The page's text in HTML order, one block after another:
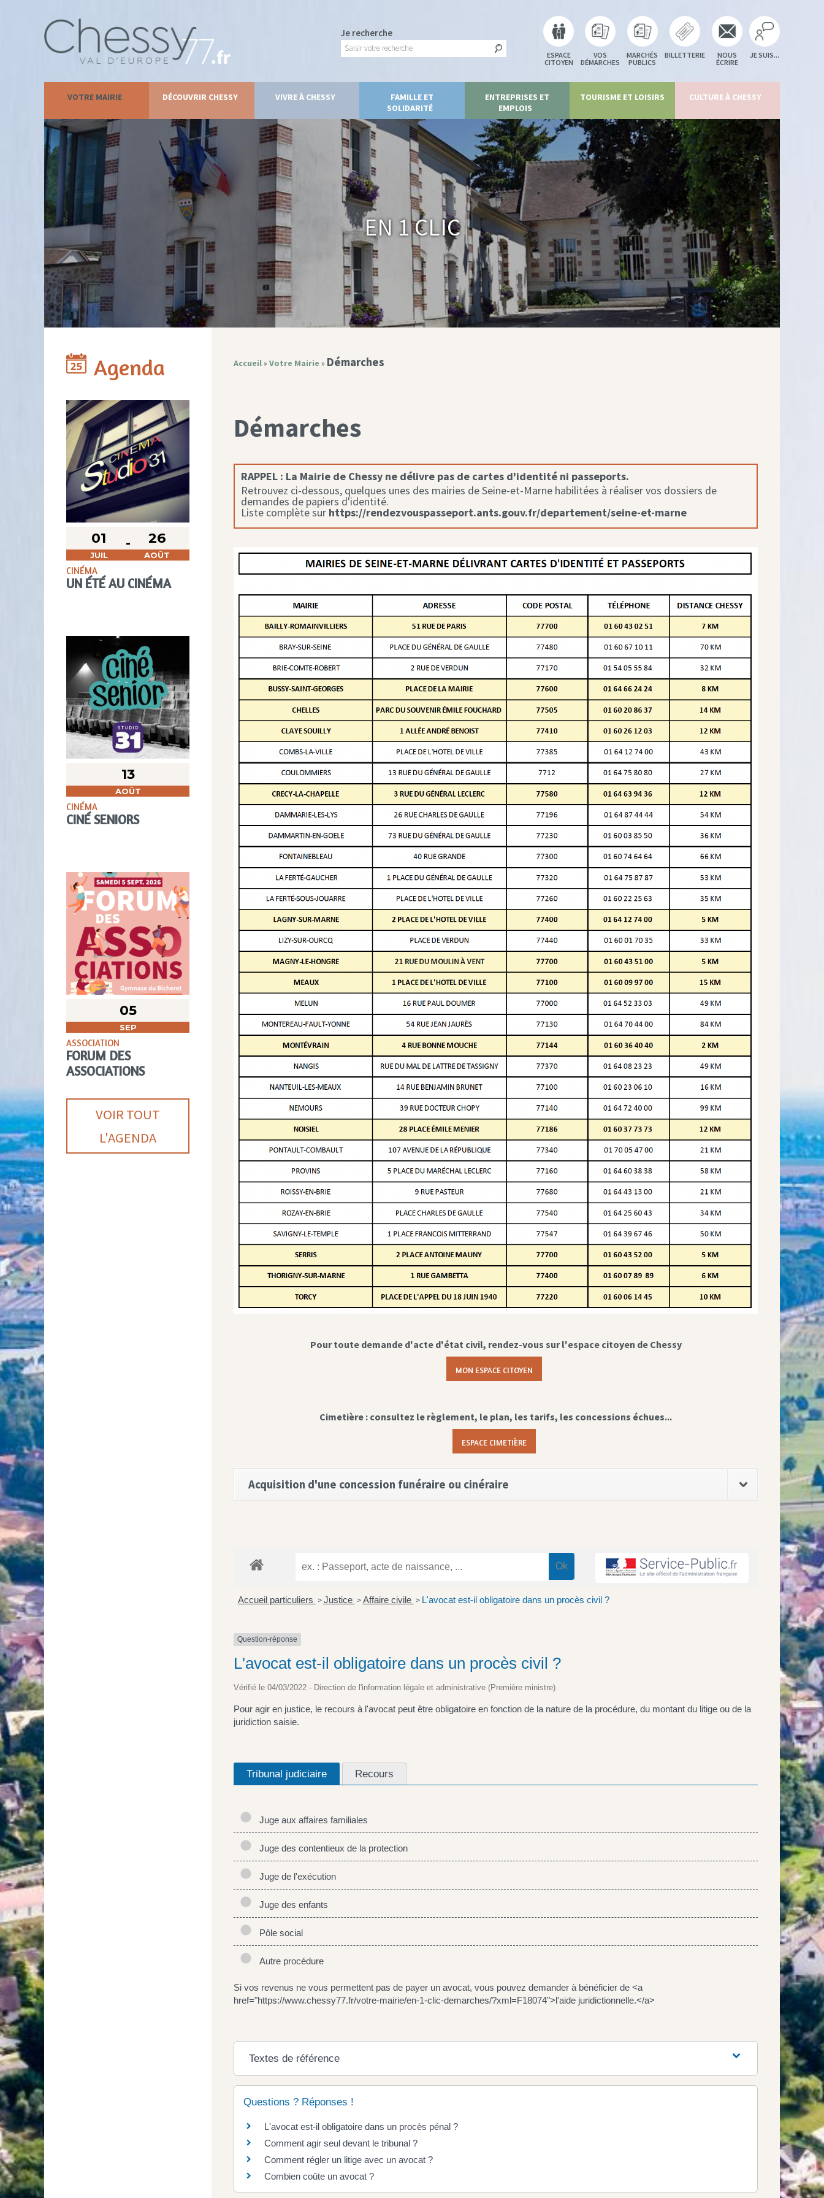
Je recherche
ESPACE
CITOYEN
VOS
DÉMARCHES
MARCHÉS
PUBLICS
BILLETTERIE
NOUS
ÉCRIRE
JE SUIS...
VOTRE MAIRIE DÉCOUVRIR CHESSY VIVRE À CHESSY
FAMILLE ET
SOLIDARITÉ
ENTREPRISES ET
EMPLOIS
TOURISME ET LOISIRS CULTURE À CHESSY
En 1 clic
Agenda
01
JUIL
26
AOÛT
CINÉMA
UN ÉTÉ AU CINÉMA
13
AOÛT
CINÉMA
CINÉ SENIORS
05
SEP
ASSOCIATION
FORUM DES
ASSOCIATIONS
VOIR TOUT
L'AGENDA
Accueil» Votre Mairie » Démarches
Démarches
RAPPEL : La Mairie de Chessy ne délivre pas de cartes d'identité ni passeports.
Retrouvez ci-dessous, quelques unes des mairies de Seine-et-Marne habilitées à réaliser vos dossiers de
demandes de papiers d'identité.
Liste complète sur https://rendezvouspasseport.ants.gouv.fr/departement/seine-et-marne
Pour toute demande d'acte d'état civil, rendez-vous sur l'espace citoyen de Chessy
MON ESPACE CITOYEN
Cimetière : consultez le règlement, le plan, les tarifs, les concessions échues...
ESPACE CIMETIÈRE
Acquisition d'une concession funéraire ou cinéraire
Accueil particuliers > Justice > Affaire civile > L'avocat est-il obligatoire dans un procès civil ?
Question-réponse
L'avocat est-il obligatoire dans un procès civil ?
Vérifié le 04/03/2022 - Direction de l'information légale et administrative (Première ministre)
Pour agir en justice, le recours à l'avocat peut être obligatoire en fonction de la nature de la procédure, du montant du litige ou de la
juridiction saisie.
Tribunal judiciaire Recours
Juge aux affaires familiales
Juge des contentieux de la protection
Juge de l'exécution
Juge des enfants
Pôle social
Autre procédure
Si vos revenus ne vous permettent pas de payer un avocat, vous pouvez demander à bénéficier de <a
href="https://www.chessy77.fr/votre-mairie/en-1-clic-demarches/?xml=F18074">l'aide juridictionnelle.</a>
Textes de référence
Questions ? Réponses !
L'avocat est-il obligatoire dans un procès pénal ?
Comment agir seul devant le tribunal ?
Comment régler un litige avec un avocat ?
Combien coûte un avocat ?